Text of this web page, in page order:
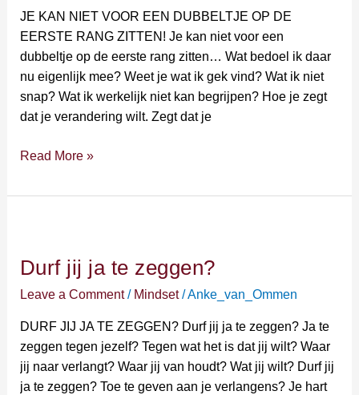
JE KAN NIET VOOR EEN DUBBELTJE OP DE
EERSTE RANG ZITTEN! Je kan niet voor een
dubbeltje op de eerste rang zitten… Wat bedoel ik daar
nu eigenlijk mee? Weet je wat ik gek vind? Wat ik niet
snap? Wat ik werkelijk niet kan begrijpen? Hoe je zegt
dat je verandering wilt. Zegt dat je
op
de
eerste
Read More »
Durf jij ja te zeggen?
Leave a Comment / Mindset/Anke_van_Ommen
DURF JIJ JA TE ZEGGEN? Durf jij ja te zeggen? Ja te
zeggen tegen jezelf? Tegen wat het is dat jij wilt? Waar
jij naar verlangt? Waar jij van houdt? Wat jij wilt? Durf jij
ja te zeggen? Toe te geven aan je verlangens? Je hart
ja